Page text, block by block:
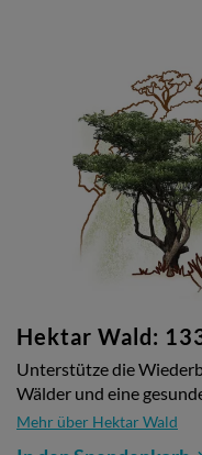
Hektar Wald:
Unterstütze die
Wälder und eine
Mehr über Hektar Wald